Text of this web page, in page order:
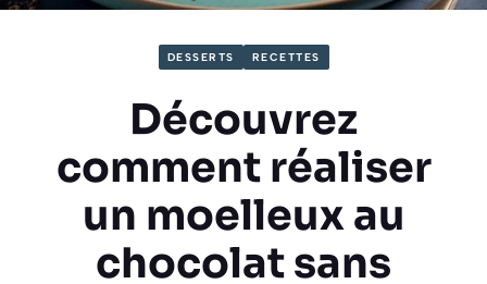
DESSERTS RECETTES
Découvrez
comment réaliser
un moelleux au
chocolat sans